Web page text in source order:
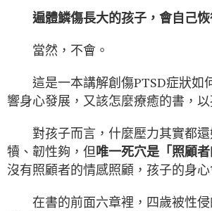
遍體鱗傷長大的孩子，會自己
當然，不會。
這是一本講解創傷PTSD症狀如
響身心發展，又該怎麼療癒的書，以
對孩子而言，什麼壓力其實都還
犢、韌性夠，但唯一死穴是「照顧者
沒有照顧者的情感照顧，孩子的身心
在書的前面六章裡，四歲被性侵